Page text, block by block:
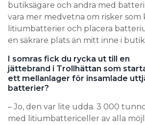
butiksägare och andra med
vara mer medvetna om risker som
litiumbatterier och placera
en säkrare plats än mitt inne i
I somras fick du rycka ut till en
jättebrand i Trollhättan som
ett mellanlager för insamlade
batterier?
– Jo, den var lite udda. 3 000
med litiumbattericeller av alla